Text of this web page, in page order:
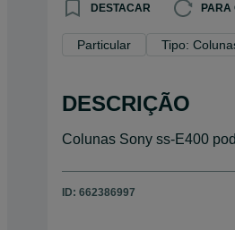
DESTACAR PARA
Particular Tipo:
DESCRIÇÃO
Colunas Sony ss-E400
ID: 662386997